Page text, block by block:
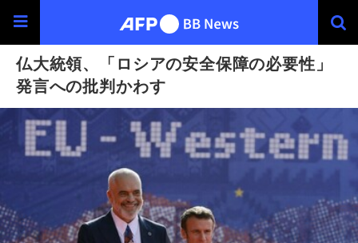
仏大統領、「ロシアの安全保障の必要性」
発言への批判かわす